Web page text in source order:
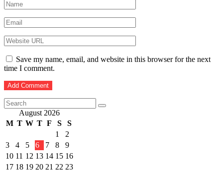
Save my name, email, and website in this browser for the next
time I comment.
August 2026
M T W T F S
S
1
2
3
4 5 6 7 8
9
10 11 12 13 14 15 16
17 18 19 20 21 22 23